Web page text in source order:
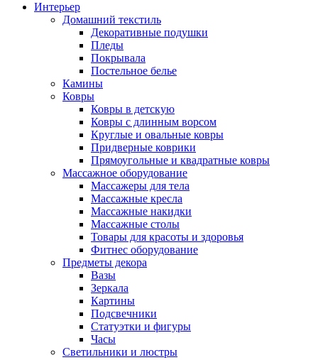
Интерьер
Домашний текстиль
Декоративные подушки
Пледы
Покрывала
Постельное белье
Камины
Ковры
Ковры в детскую
Ковры с длинным ворсом
Круглые и овальные ковры
Придверные коврики
Прямоугольные и квадратные ковры
Массажное оборудование
Массажеры для тела
Массажные кресла
Массажные накидки
Массажные столы
Товары для красоты и здоровья
Фитнес оборудование
Предметы декора
Вазы
Зеркала
Картины
Подсвечники
Статуэтки и фигуры
Часы
Светильники и люстры